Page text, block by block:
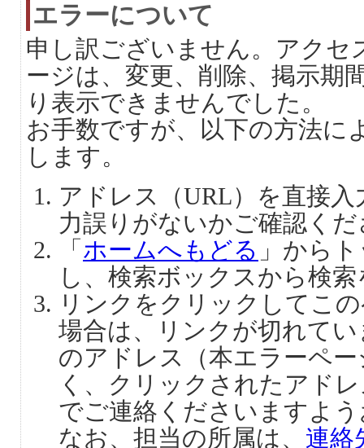
エラーについて
申し訳ございません。アクセ
ージは、変更、削除、掲示期
り表示できませんでした。
お手数ですが、以下の方法に
します。
アドレス（URL）を直接
力誤りがないかご確認く
「 ホームへもどる 」から
し、検索ボックスから検
リンクをクリックしてこ
場合は、リンクが切れて
のアドレス（本エラーペ
く、クリックされたアド
でご連絡くださいますよ
なお、担当の所属は、 連絡